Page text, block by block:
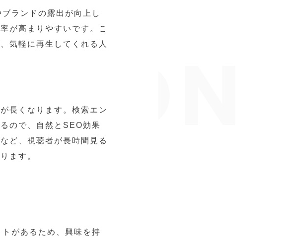
ランドの露出が向上し
が高まりやすいです。こ
気軽に再生してくれる人
長くなります。検索エン
ので、自然とSEO効果
ど、視聴者が長時間見る
ます。
があるため、興味を持